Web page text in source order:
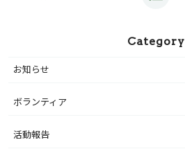
Category
お知らせ
ボランティア
活動報告